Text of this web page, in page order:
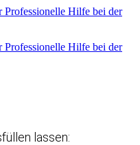
Professionelle Hilfe bei der
Professionelle Hilfe bei der
lassen: